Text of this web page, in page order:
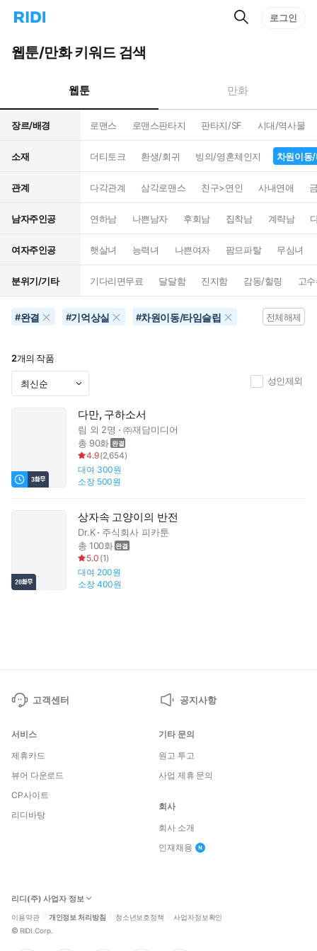
리
홈
으
턴
트
검
로그인
웹툰/만화 키워드 검색
웹툰 만화
장르/배경 로맨스 로맨스판타지 판타지/SF 시대/역사물
소재 더티토크 환생/회귀 빙의/영혼체인지 차원이동
관계 다각관계 삼각로맨스 친구>연인 사내연애
남자주인공 연하남 나쁜남자 후회남 집착남 계략남
여자주인공 햇살녀 능력녀 나쁜여자 팜므파탈 무심녀
분위기/기타 기다리면무료 달달함 진지함 감동/힐링 고
#완결 #기억상실 #차원이동/타임슬립 전체해제
2개의 작품
성인제외
다만, 구하소서
림 외 2명
㈜재담미디어
총 90화
4.9(2,654)
대여 300원
소장 500원
상자속 고양이의 반전
Dr.K
주식회사 피카툰
총 100화
5.0 (1)
대여 200원
소장 400원
고객센터 공지사항
서비스
제휴카드
뷰어 다운로드
CP사이트
리디바탕
기타 문의
원고 투고
사업 제휴 문의
회사
회사 소개
인재채용
리디(주) 사업자 정보
이용약관 개인정보 처리방침 청소년보호정책 사업자정보확인
© RIDI Corp.